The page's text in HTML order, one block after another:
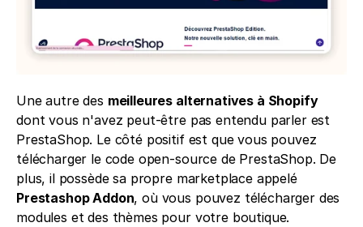
Une autre des meilleures alternatives à Shopify
dont vous n'avez peut-être pas entendu parler est
PrestaShop. Le côté positif est que vous pouvez
télécharger le code open-source de PrestaShop. De
plus, il possède sa propre marketplace appelé
Prestashop Addon, où vous pouvez télécharger des
modules et des thèmes pour votre boutique.